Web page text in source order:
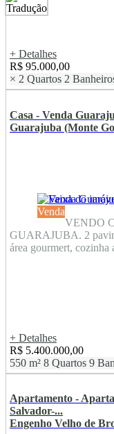
+ Detalhes
R$ 95.000,00
× 2 Quartos 2
Casa - Venda
Guarajuba (Monte
Venda
VENDO
GUARAJUBA. 2
área gourmert, cozinha
+ Detalhes
R$ 5.400.000,00
550 m² 8 Quartos 9
Apartamento -
Salvador-...
Engenho Velho de